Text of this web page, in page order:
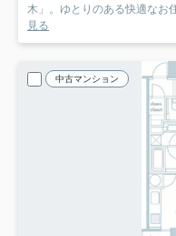
木」。ゆとりのある快適なお
見る
中古マンション